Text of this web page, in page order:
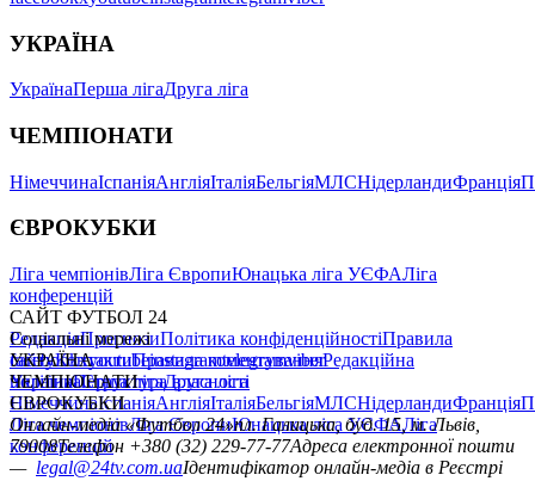
УКРАЇНА
УкраїнаПерша лігаДруга ліга
ЧЕМПІОНАТИ
НімеччинаІспаніяАнгліяІталіяБельгіяМЛСНідерландиФранція
ЄВРОКУБКИ
Ліга чемпіонівЛіга ЄвропиЮнацька ліга УЄФАЛіга
конференцій
САЙТ ФУТБОЛ 24
РедакціяПрогнозиПолітика конфіденційностіПравила
сайтуКонтактиПравила коментуванняРедакційна
політикаСтруктура власності
Соціальні мережі
facebookxyoutubeinstagramtelegramviber
УКРАЇНА
УкраїнаПерша лігаДруга ліга
ЧЕМПІОНАТИ
НімеччинаІспаніяАнгліяІталіяБельгіяМЛСНідерландиФранція
ЄВРОКУБКИ
Ліга чемпіонівЛіга ЄвропиЮнацька ліга УЄФАЛіга
конференцій
Онлайн-медіа «Футбол 24»пл. Галицька, буд. 15, м. Львів,
79008Телефон +380 (32) 229-77-77Адреса електронної пошти
— legal@24tv.com.uaІдентифікатор онлайн-медіа в Реєстрі